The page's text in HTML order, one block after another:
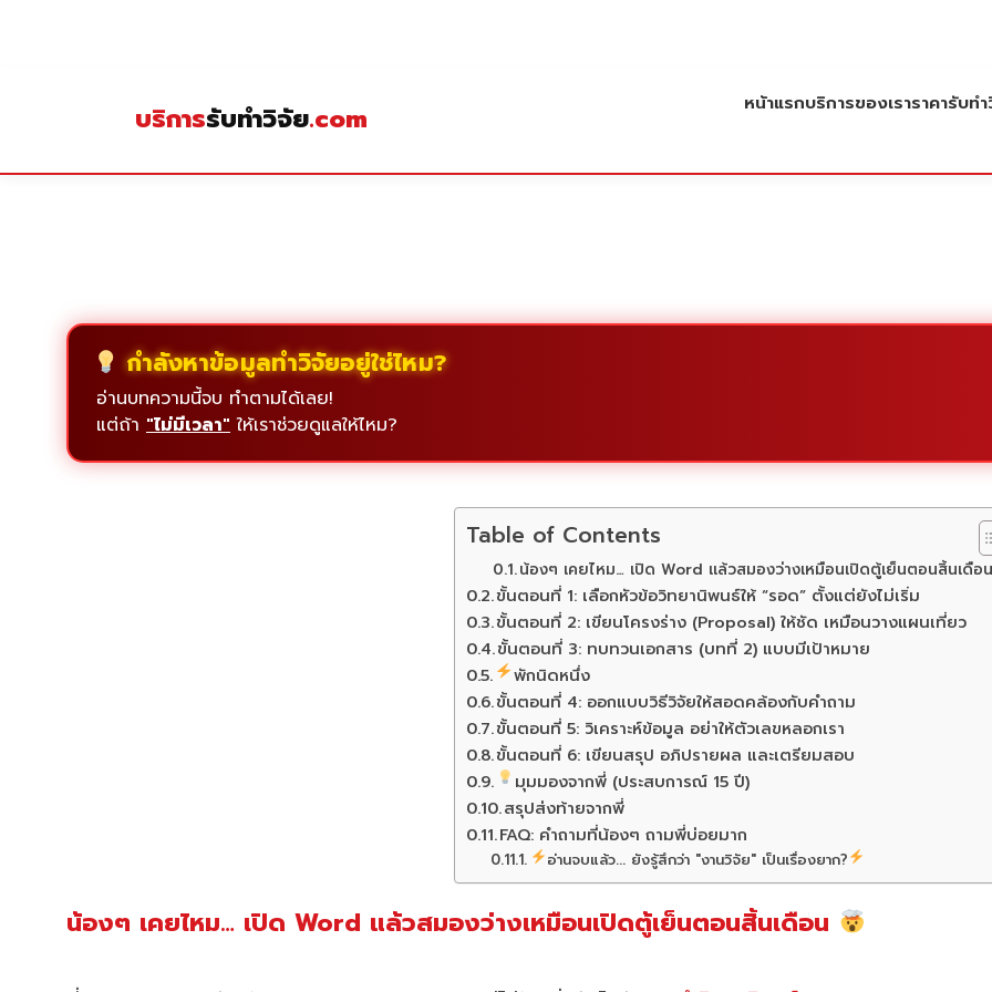
บริการรับทำวิจัย.com หน้าแรกบริการของเราราคารับท
กำลังหาข้อมูลทำวิจัยอยู่ใช่ไหม?
อ่านบทความนี้จบ ทำตามได้เลย!
แต่ถ้า "ไม่มีเวลา" ให้เราช่วยดูแลให้ไหม?
Table of Contents
น้องๆ เคยไหม… เปิด Word แล้วสมองว่างเหมือนเปิดตู้เย็นตอนสิ้นเดือ
ขั้นตอนที่ 1: เลือกหัวข้อวิทยานิพนธ์ให้ “รอด” ตั้งแต่ยังไม่เริ่ม
ขั้นตอนที่ 2: เขียนโครงร่าง (Proposal) ให้ชัด เหมือนวางแผนเที่ยว
ขั้นตอนที่ 3: ทบทวนเอกสาร (บทที่ 2) แบบมีเป้าหมาย
พักนิดหนึ่ง
ขั้นตอนที่ 4: ออกแบบวิธีวิจัยให้สอดคล้องกับคำถาม
ขั้นตอนที่ 5: วิเคราะห์ข้อมูล อย่าให้ตัวเลขหลอกเรา
ขั้นตอนที่ 6: เขียนสรุป อภิปรายผล และเตรียมสอบ
มุมมองจากพี่ (ประสบการณ์ 15 ปี)
สรุปส่งท้ายจากพี่
FAQ: คำถามที่น้องๆ ถามพี่บ่อยมาก
อ่านจบแล้ว... ยังรู้สึกว่า "งานวิจัย" เป็นเรื่องยาก?
น้องๆ เคยไหม… เปิด Word แล้วสมองว่างเหมือนเปิดตู้เย็นตอนสิ้นเดือน